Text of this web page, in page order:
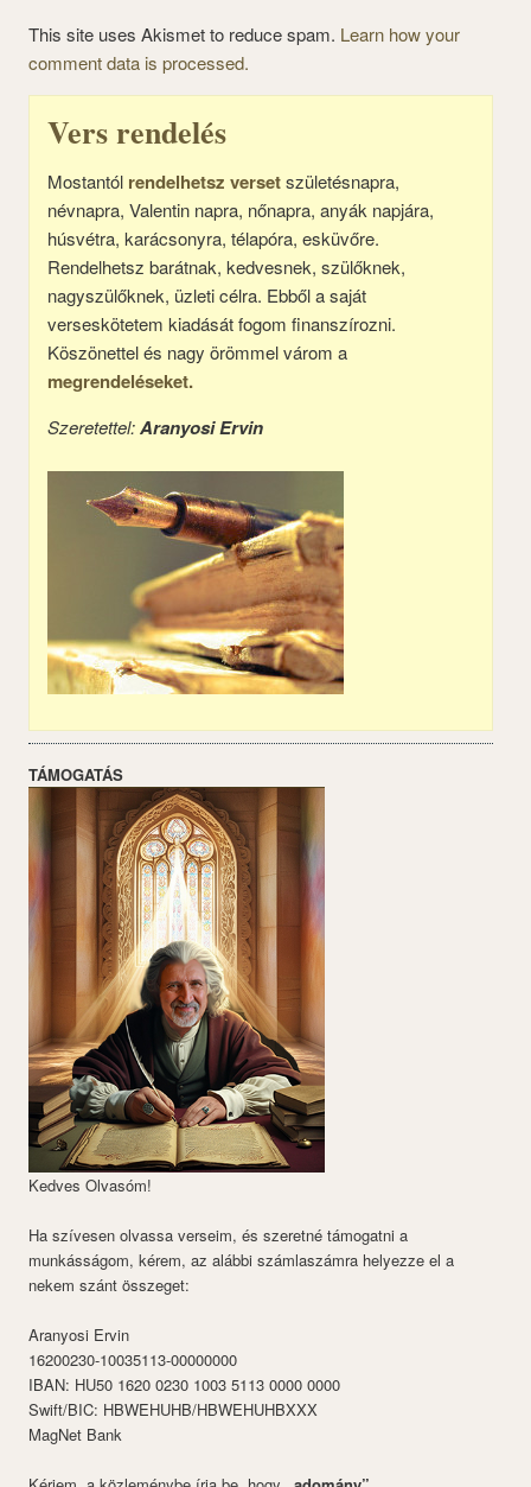
This site uses Akismet to reduce spam. Learn how your
comment data is processed.
Vers rendelés
Mostantól rendelhetsz versetszületésnapra,
névnapra, Valentin napra, nőnapra, anyák napjára,
húsvétra, karácsonyra, télapóra, esküvőre.
Rendelhetsz barátnak, kedvesnek, szülőknek,
nagyszülőknek, üzleti célra. Ebből a saját
verseskötetem kiadását fogom finanszírozni.
Köszönettel és nagy örömmel várom a
megrendeléseket.
Szeretettel:Aranyosi Ervin
TÁMOGATÁS
Kedves Olvasóm!
Ha szívesen olvassa verseim, és szeretné támogatni a
munkásságom, kérem, az alábbi számlaszámra helyezze el a
nekem szánt összeget:
Aranyosi Ervin
16200230-10035113-00000000
IBAN: HU50 1620 0230 1003 5113 0000 0000
Swift/BIC: HBWEHUHB/HBWEHUHBXXX
MagNet Bank